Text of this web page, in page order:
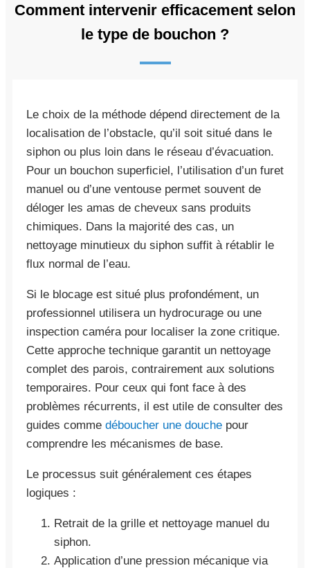
Comment intervenir efficacement selon
le type de bouchon ?
Le choix de la méthode dépend directement de la
localisation de l’obstacle, qu’il soit situé dans le
siphon ou plus loin dans le réseau d’évacuation.
Pour un bouchon superficiel, l’utilisation d’un furet
manuel ou d’une ventouse permet souvent de
déloger les amas de cheveux sans produits
chimiques. Dans la majorité des cas, un
nettoyage minutieux du siphon suffit à rétablir le
flux normal de l’eau.
Si le blocage est situé plus profondément, un
professionnel utilisera un hydrocurage ou une
inspection caméra pour localiser la zone critique.
Cette approche technique garantit un nettoyage
complet des parois, contrairement aux solutions
temporaires. Pour ceux qui font face à des
problèmes récurrents, il est utile de consulter des
guides comme déboucher une douche pour
comprendre les mécanismes de base.
Le processus suit généralement ces étapes
logiques :
Retrait de la grille et nettoyage manuel du
siphon.
Application d’une pression mécanique via